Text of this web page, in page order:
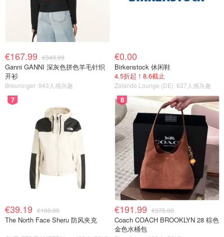
€167.99 €349.99
Ganni GANNI 深灰色拼色羊毛针织
开衫
Breuninger 943人感兴趣
€0.00
Birkenstock 休闲鞋
4.5折起！8.6截止
Zalando Lounge (DE) 637人感兴趣
7
€39.19 €100.00
The North Face Sheru 防风夹克
8
€191.99 €375.00
Coach COACH BROOKLYN 28 棕色
金色水桶包